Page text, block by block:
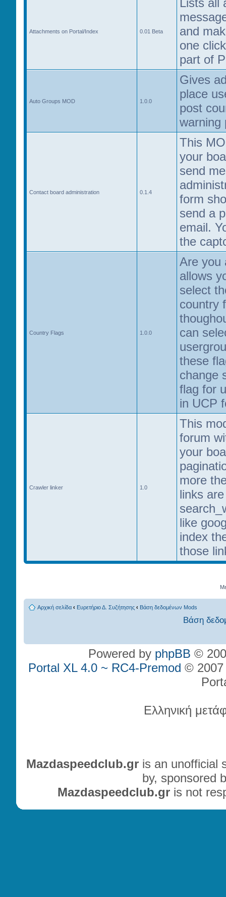
Attachments on Portal/Index 0.01 Beta
Lists all
and
one
part of
Auto Groups MOD 1.0.0
Gives
place
post
warning
Contact board administration 0.1.4
This
your
send
form
send a
email.
the
Country Flags 1.0.0
Are you
allows
select
country
can
these
change
flag for
in UCP
Crawler linker 1.0
This
forum
your
more
links
like
index
those
Αρχική σελίδα ‹ Ευρετήριο Δ. Συζήτησης ‹ Βάση δεδομένων Mods
Βάση
Powered by phpBB ©
Portal XL 4.0 ~ RC4-Premod © 2007
Ελληνική
Mazdaspeedclub.gris an unofficial
by, sponsored
Mazdaspeedclub.gris not